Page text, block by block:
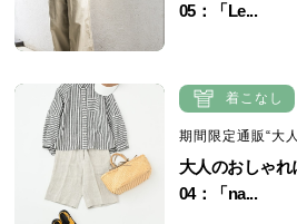
05：「Le...
着こなし
期間限定通販“大
大人のおしゃ
04：「na...